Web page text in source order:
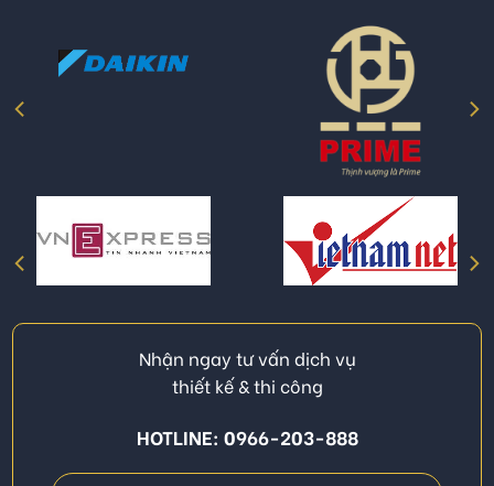
Nhận ngay tư vấn dịch vụ
thiết kế & thi công
HOTLINE: 0966-203-888